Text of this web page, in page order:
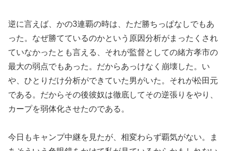
逆に言えば、かの3連覇の時は、ただ勝ちっぱなしでもあ
った。なぜ勝てているのかという原因分析がまったくされ
ていなかったとも言える、それが監督としての緒方孝市の
最大の弱点でもあった。だからあっけなく崩壊した。い
や、ひとりだけ分析ができていた男がいた。それが松田元
である。だからその後彼奴は徹底してその逆張りをやり、
カープを弱体化させたのである。
今日もキャンプ中継を見たが、相変わらず覇気がない。ま